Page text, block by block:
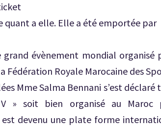
quant a elle. Elle a été emportée par
grand évènement mondial organisé
Fédération Royale Marocaine des
Mme Salma Bennani s’est
V » soit bien organisé au Maroc
est devenu une plate forme